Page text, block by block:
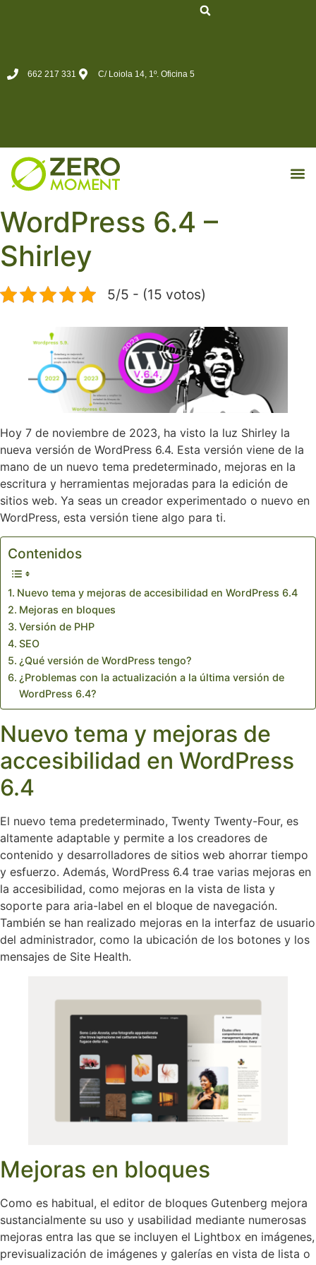
662 217 331 C/ Loiola 14, 1º. Oficina 5
WordPress 6.4 –
Shirley
5/5 - (15 votos)
Hoy 7 de noviembre de 2023, ha visto la luz Shirley la
nueva versión de WordPress 6.4. Esta versión viene de la
mano de un nuevo tema predeterminado, mejoras en la
escritura y herramientas mejoradas para la edición de
sitios web. Ya seas un creador experimentado o nuevo en
WordPress, esta versión tiene algo para ti.
Contenidos
Nuevo tema y mejoras de accesibilidad en WordPress 6.4
Mejoras en bloques
Versión de PHP
SEO
¿Qué versión de WordPress tengo?
¿Problemas con la actualización a la última versión de
WordPress 6.4?
Nuevo tema y mejoras de
accesibilidad en WordPress
6.4
El nuevo tema predeterminado, Twenty Twenty-Four, es
altamente adaptable y permite a los creadores de
contenido y desarrolladores de sitios web ahorrar tiempo
y esfuerzo. Además, WordPress 6.4 trae varias mejoras en
la accesibilidad, como mejoras en la vista de lista y
soporte para aria-label en el bloque de navegación.
También se han realizado mejoras en la interfaz de usuario
del administrador, como la ubicación de los botones y los
mensajes de Site Health.
Mejoras en bloques
Como es habitual, el editor de bloques Gutenberg mejora
sustancialmente su uso y usabilidad mediante numerosas
mejoras entra las que se incluyen el Lightbox en imágenes,
previsualización de imágenes y galerías en vista de lista o